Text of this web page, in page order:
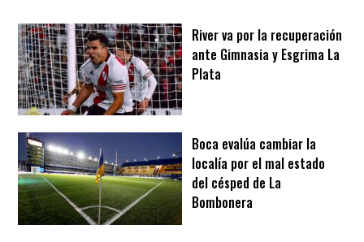
River va por la recuperación
ante Gimnasia y Esgrima La
Plata
Boca evalúa cambiar la
localía por el mal estado
del césped de La
Bombonera